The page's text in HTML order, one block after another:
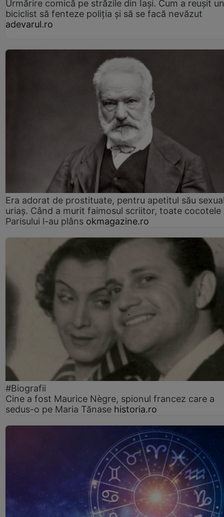
Urmărire comică pe străzile din Iași. Cum a reușit un
biciclist să fenteze poliția și să se facă nevăzut
adevarul.ro
Era adorat de prostituate, pentru apetitul său
uriaș. Când a murit faimosul scriitor, toate cocotele
Parisului l-au plâns okmagazine.ro
#Biografii
Cine a fost Maurice Nègre, spionul francez care a
sedus-o pe Maria Tănase historia.ro